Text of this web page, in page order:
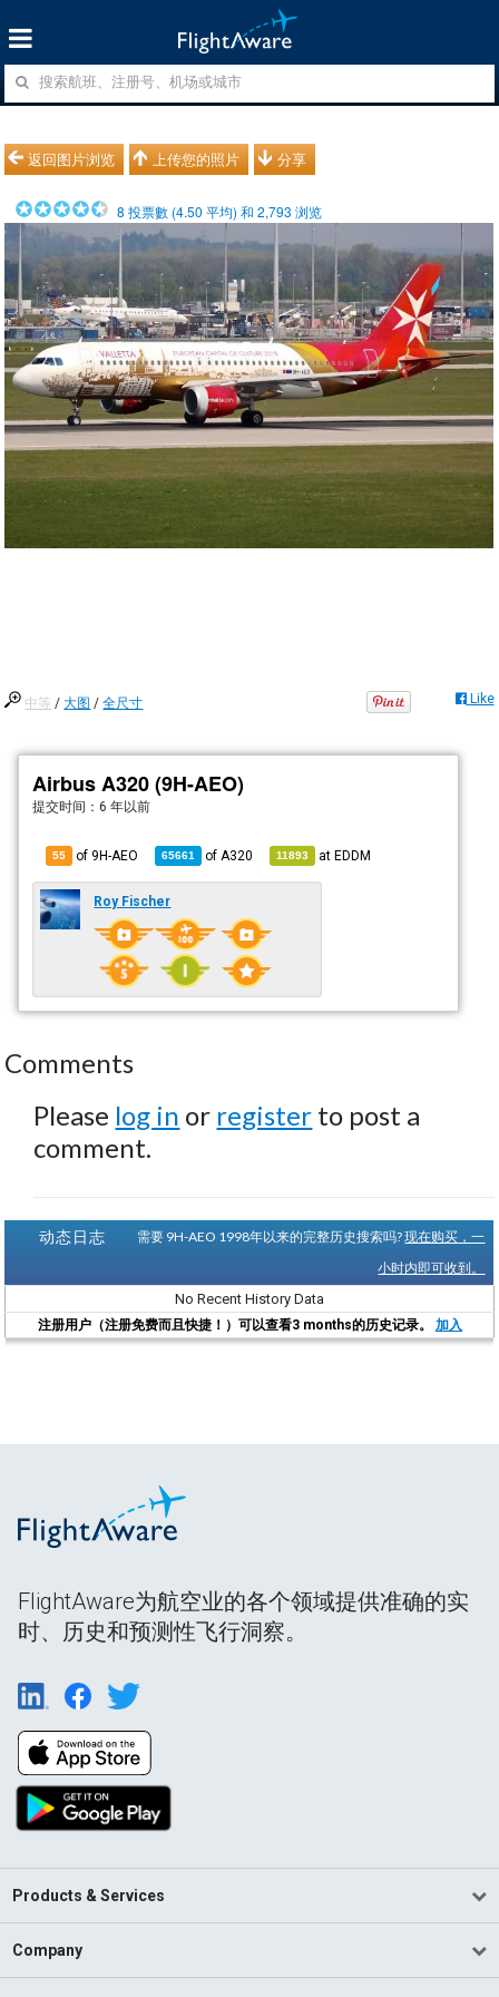
返回图片浏览 上传您的照片 分享
8 投票數 (4.50 平均) 和2,793 浏览
中等 /大图 /全尺寸 Like
Airbus A320 (9H-AEO)
提交时间：6 年以前
55 of 9H-AEO 65661 of A320 11893 atEDDM
Roy Fischer
Comments
Please log in or register to post a
comment.
动态日志 需要 9H-AEO 1998年以来的完整历史搜索吗?现在购买，一
小时内即可收到。
No Recent History Data
注册用户（注册免费而且快捷！）可以查看3 months的历史记录。 加入
FlightAware为航空业的各个领域提供准确的实
时、历史和预测性飞行洞察。
Products & Services
Company